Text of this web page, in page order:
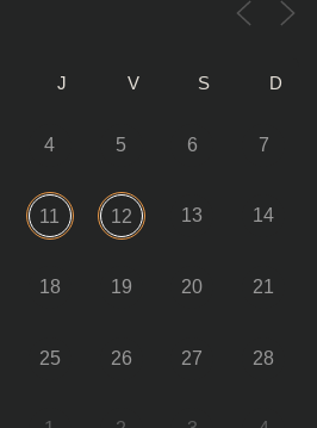
J V S D
4 5 6 7
11 12 13 14
18 19 20 21
25 26 27 28